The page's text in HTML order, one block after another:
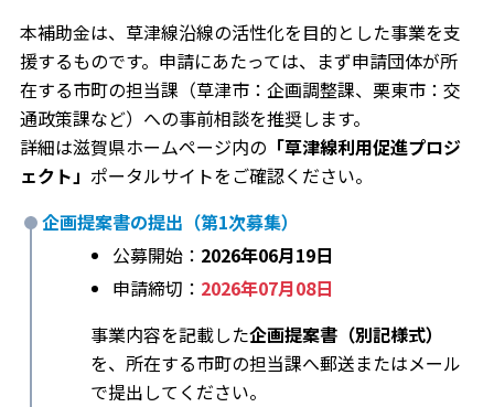
本補助金は、草津線沿線の活性化を目的とした事業を支
援するものです。申請にあたっては、まず申請団体が所
在する市町の担当課（草津市：企画調整課、栗東市：交
通政策課など）への事前相談を推奨します。
詳細は滋賀県ホームページ内の 「草津線利用促進プロジ
ェクト」 ポータルサイトをご確認ください。
企画提案書の提出（第1次募集）
公募開始： 2026年06月19日
申請締切： 2026年07月08日
事業内容を記載した企画提案書（別記様式）
を、所在する市町の担当課へ郵送またはメール
で提出してください。